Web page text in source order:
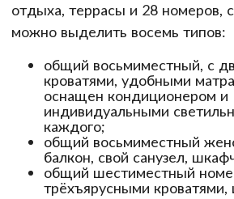
отдыха, террасы и 28 номеров,
можно выделить восемь типов:
общий восьмиместный, с
кроватями, удобными
оснащен кондиционером и
индивидуальными
каждого;
общий восьмиместный
балкон, свой санузел,
общий шестиместный
трёхъярусными